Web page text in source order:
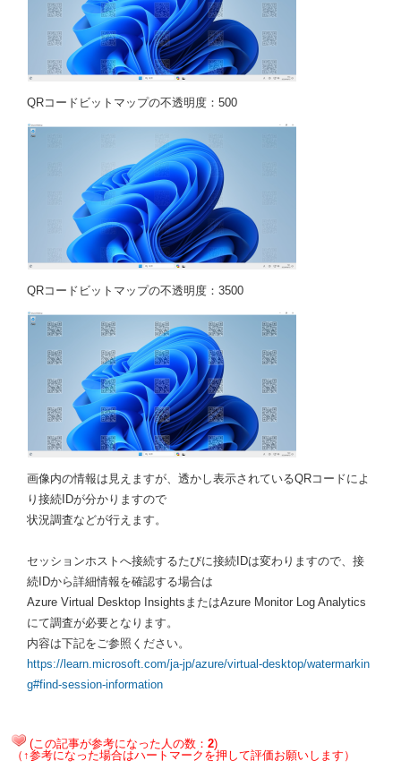
QRコードビットマップの不透明度：500
QRコードビットマップの不透明度：3500
画像内の情報は見えますが、透かし表示されているQRコードによ
り接続IDが分かりますので
状況調査などが行えます。
セッションホストへ接続するたびに接続IDは変わりますので、接
続IDから詳細情報を確認する場合は
Azure Virtual Desktop InsightsまたはAzure Monitor Log Analytics
にて調査が必要となります。
内容は下記をご参照ください。
https://learn.microsoft.com/ja-jp/azure/virtual-desktop/watermarkin
g#find-session-information
(この記事が参考になった人の数： 2)
（↑参考になった場合はハートマークを押して評価お願いします）